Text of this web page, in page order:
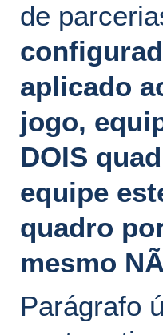
de
aplicado
jogo,
DOIS
equipe
quadro
mesmo
Parágrafo